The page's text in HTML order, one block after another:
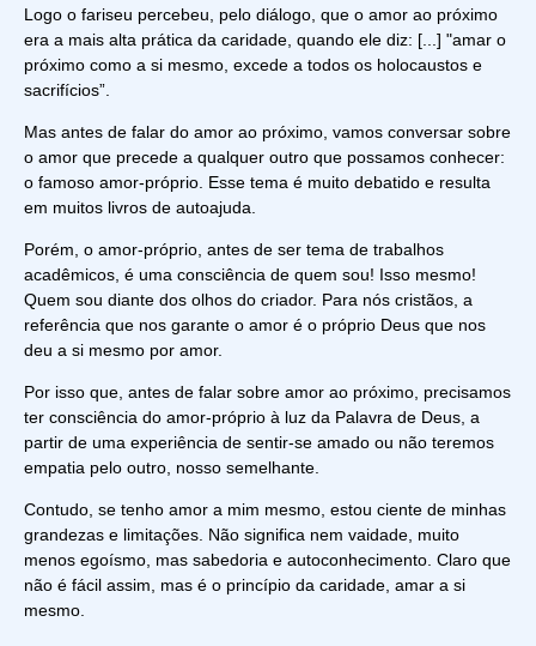
Logo o fariseu percebeu, pelo diálogo, que o amor ao próximo
era a mais alta prática da caridade, quando ele diz: [...] "amar o
próximo como a si mesmo, excede a todos os holocaustos e
sacrifícios”.
Mas antes de falar do amor ao próximo, vamos conversar sobre
o amor que precede a qualquer outro que possamos conhecer:
o famoso amor-próprio. Esse tema é muito debatido e resulta
em muitos livros de autoajuda.
Porém, o amor-próprio, antes de ser tema de trabalhos
acadêmicos, é uma consciência de quem sou! Isso mesmo!
Quem sou diante dos olhos do criador. Para nós cristãos, a
referência que nos garante o amor é o próprio Deus que nos
deu a si mesmo por amor.
Por isso que, antes de falar sobre amor ao próximo, precisamos
ter consciência do amor-próprio à luz da Palavra de Deus, a
partir de uma experiência de sentir-se amado ou não teremos
empatia pelo outro, nosso semelhante.
Contudo, se tenho amor a mim mesmo, estou ciente de minhas
grandezas e limitações. Não significa nem vaidade, muito
menos egoísmo, mas sabedoria e autoconhecimento. Claro que
não é fácil assim, mas é o princípio da caridade, amar a si
mesmo.